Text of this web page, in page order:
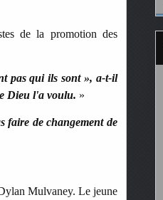
de la promotion des
pas qui ils sont », a-t-il
Dieu l'a voulu. »
faire de changement de
Mulvaney. Le jeune